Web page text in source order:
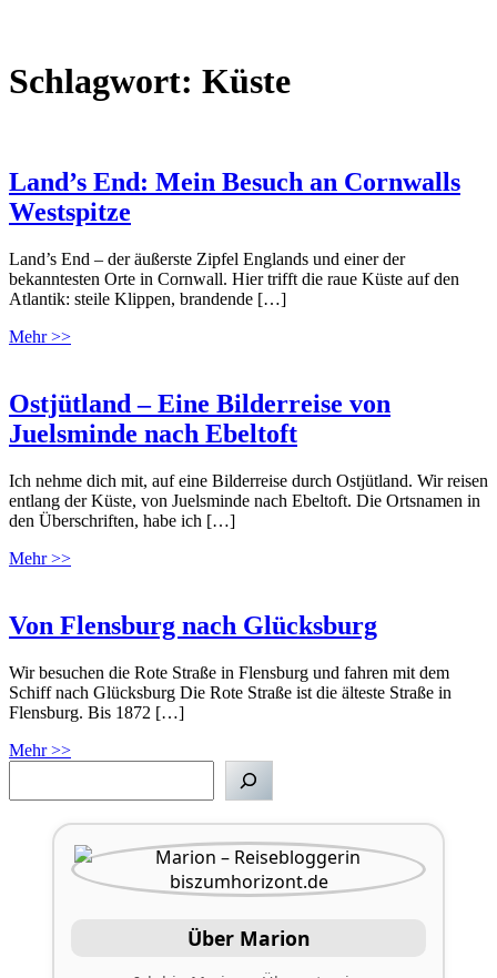
Schlagwort: Küste
Land’s End: Mein Besuch an Cornwalls
Westspitze
Land’s End – der äußerste Zipfel Englands und einer der
bekanntesten Orte in Cornwall. Hier trifft die raue Küste auf den
Atlantik: steile Klippen, brandende […]
Mehr >>
Ostjütland – Eine Bilderreise von
Juelsminde nach Ebeltoft
Ich nehme dich mit, auf eine Bilderreise durch Ostjütland. Wir reisen
entlang der Küste, von Juelsminde nach Ebeltoft. Die Ortsnamen in
den Überschriften, habe ich […]
Mehr >>
Von Flensburg nach Glücksburg
Wir besuchen die Rote Straße in Flensburg und fahren mit dem
Schiff nach Glücksburg Die Rote Straße ist die älteste Straße in
Flensburg. Bis 1872 […]
Mehr >>
Über Marion